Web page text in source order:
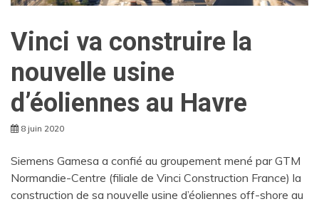
Vinci va construire la
nouvelle usine
d’éoliennes au Havre
8 juin 2020
Siemens Gamesa a confié au groupement mené par GTM
Normandie-Centre (filiale de Vinci Construction France) la
construction de sa nouvelle usine d’éoliennes off-shore au